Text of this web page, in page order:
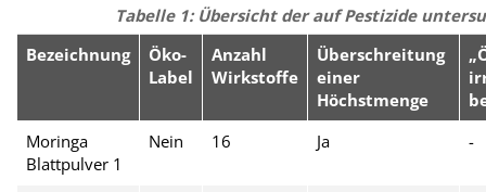
Tabelle 1: Übersicht der auf Pestizide
Bezeichnung
Öko-
Label
Anzahl
Wirkstoffe
Überschreitung
einer
Höchstmenge
Moringa
Blattpulver 1
Nein 16 Ja -